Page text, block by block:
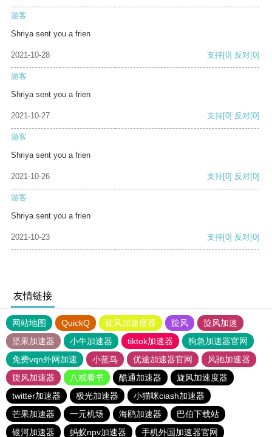
游客
Shriya sent you a frien
2021-10-28 支持[0] 反对[0]
游客
Shriya sent you a frien
2021-10-27 支持[0] 反对[0]
游客
Shriya sent you a frien
2021-10-26 支持[0] 反对[0]
游客
Shriya sent you a frien
2021-10-23 支持[0] 反对[0]
友情链接
网站地图 QuickQ 旋风加速度器 旋风
旋风加速
坚果加速器
小牛加速器 tiktok加速器
狗急加速器官网
免费vqn外网加速
小蓝鸟 优途加速器官网
风驰加速器
旋风加速器
八戒看书 酷通加速器
旋风加速度器
twitter加速器
极光加速器
小猫咪ciash加速器
芒果加速器
一元机场 海鸥加速器
巴伯下载站
银河加速器
蚂蚁npv加速器 手机外国加速器官网